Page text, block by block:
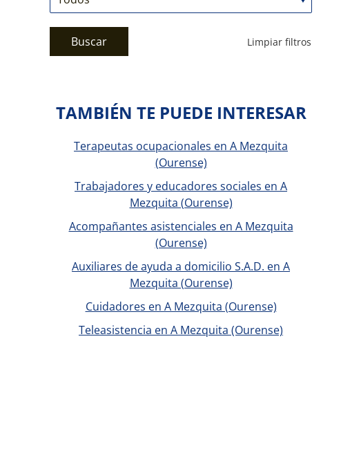
Buscar Limpiar filtros
TAMBIÉN TE PUEDE INTERESAR
Terapeutas ocupacionales en A Mezquita
(Ourense)
Trabajadores y educadores sociales en A
Mezquita (Ourense)
Acompañantes asistenciales en A Mezquita
(Ourense)
Auxiliares de ayuda a domicilio S.A.D. en A
Mezquita (Ourense)
Cuidadores en A Mezquita (Ourense)
Teleasistencia en A Mezquita (Ourense)